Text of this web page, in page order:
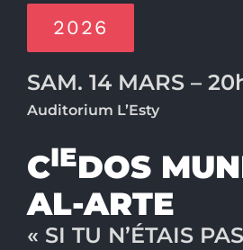
2026
SAM. 14 MARS –
Auditorium L’Esty
CIEDOS
AL-ARTE
« SI TU N’ÉTAIS